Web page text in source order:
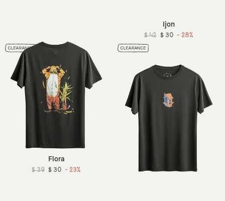
Ijon
$ 42 $ 30 - 28%
Flora
$ 39 $ 30 - 23%